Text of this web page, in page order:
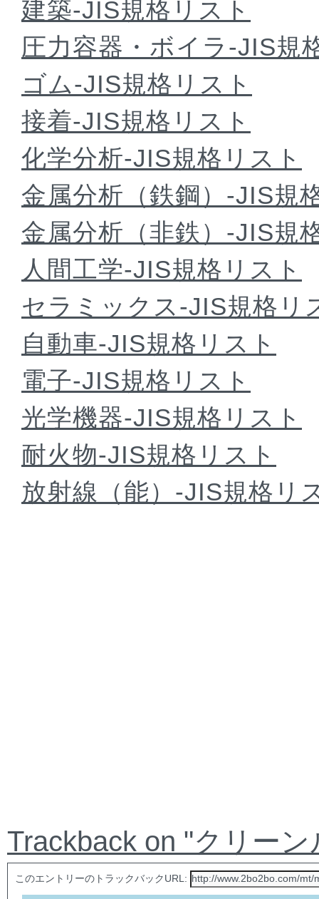
建築-JIS規格リスト
圧力容器・ボイラ-JIS規
ゴム-JIS規格リスト
接着-JIS規格リスト
化学分析-JIS規格リスト
金属分析（鉄鋼）-JIS規
金属分析（非鉄）-JIS規
人間工学-JIS規格リスト
セラミックス-JIS規格リ
自動車-JIS規格リスト
電子-JIS規格リスト
光学機器-JIS規格リスト
耐火物-JIS規格リスト
放射線（能）-JIS規格リ
Trackback on "クリー
このエントリーのトラックバックURL: